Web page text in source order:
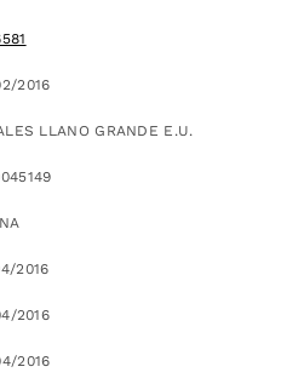
2016
LLANO GRANDE E.U.
NA
2016
2016
2016